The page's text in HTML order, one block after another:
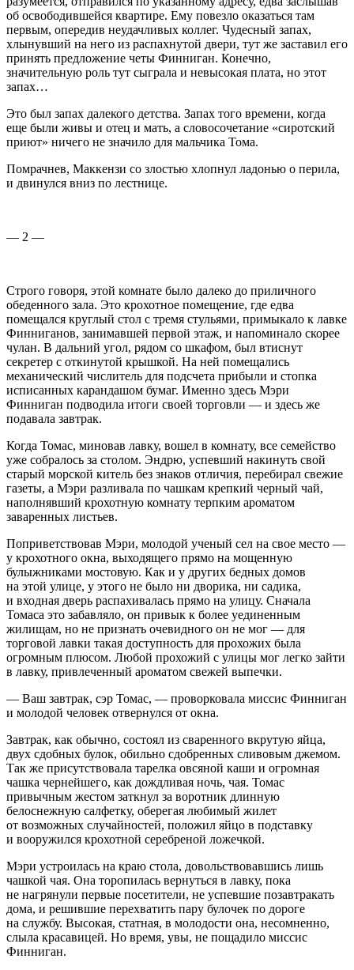
об освободившейся квартире. Ему повезло оказаться там
первым, опередив неудачливых коллег. Чудесный запах,
хлынувший на него из распахнутой двери, тут же заставил его
принять предложение четы Финниган. Конечно,
значительную роль тут сыграла и невысокая плата, но этот
запах…
Это был запах далекого детства. Запах того времени, когда
еще были живы и отец и мать, а словосочетание «сиротский
приют» ничего не значило для мальчика Тома.
Помрачнев, Маккензи со злостью хлопнул ладонью о перила,
и двинулся вниз по лестнице.
— 2 —
Строго говоря, этой комнате было далеко до приличного
обеденного зала. Это крохотное помещение, где едва
помещался круглый стол с тремя стульями, примыкало к лавке
Финниганов, занимавшей первой этаж, и напоминало скорее
чулан. В дальний угол, рядом со шкафом, был втиснут
секретер с откинутой крышкой. На ней помещались
механический числитель для подсчета прибыли и стопка
исписанных карандашом бумаг. Именно здесь Мэри
Финниган подводила итоги своей торговли — и здесь же
подавала завтрак.
Когда Томас, миновав лавку, вошел в комнату, все семейство
уже собралось за столом. Эндрю, успевший накинуть свой
старый морской китель без знаков отличия, перебирал свежие
газеты, а Мэри разливала по чашкам крепкий черный чай,
наполнявший крохотную комнату терпким ароматом
заваренных листьев.
Поприветствовав Мэри, молодой ученый сел на свое место —
у крохотного окна, выходящего прямо на мощенную
булыжниками мостовую. Как и у других бедных домов
на этой улице, у этого не было ни дворика, ни садика,
и входная дверь распахивалась прямо на улицу. Сначала
Томаса это забавляло, он привык к более уединенным
жилищам, но не признать очевидного он не мог — для
торговой лавки такая доступность для прохожих была
огромным плюсом. Любой прохожий с улицы мог легко зайти
в лавку, привлеченный ароматом свежей выпечки.
— Ваш завтрак, сэр Томас, — проворковала миссис Финниган
и молодой человек отвернулся от окна.
Завтрак, как обычно, состоял из сваренного вкрутую яйца,
двух сдобных булок, обильно сдобренных сливовым джемом.
Так же присутствовала тарелка овсяной каши и огромная
чашка чернейшего, как дождливая ночь, чая. Томас
привычным жестом заткнул за воротник длинную
белоснежную салфетку, оберегая любимый жилет
от возможных случайностей, положил яйцо в подставку
и вооружился крохотной серебреной ложечкой.
Мэри устроилась на краю стола, довольствовавшись лишь
чашкой чая. Она торопилась вернуться в лавку, пока
не нагрянули первые посетители, не успевшие позавтракать
дома, и решившие перехватить пару булочек по дороге
на службу. Высокая, статная, в молодости она, несомненно,
слыла красавицей. Но время, увы, не пощадило миссис
Финниган.